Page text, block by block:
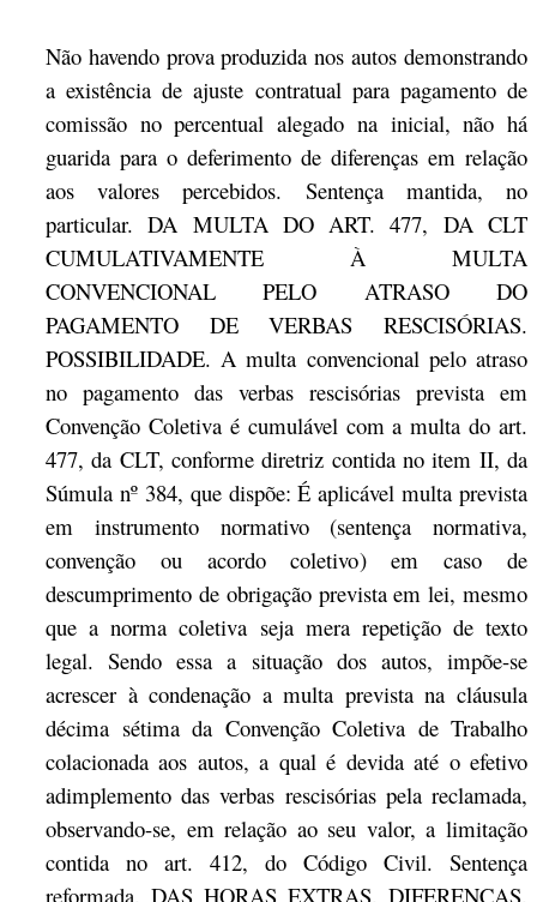
Não havendo prova produzida nos autos demonstrando
a existência de ajuste contratual para pagamento de
comissão no percentual alegado na inicial, não há
guarida para o deferimento de diferenças em relação
aos valores percebidos. Sentença mantida, no
particular. DA MULTA DO ART. 477, DA CLT
CUMULATIVAMENTE À MULTA
CONVENCIONAL PELO ATRASO DO
PAGAMENTO DE VERBAS RESCISÓRIAS.
POSSIBILIDADE. A multa convencional pelo atraso
no pagamento das verbas rescisórias prevista em
Convenção Coletiva é cumulável com a multa do art.
477, da CLT, conforme diretriz contida no item II, da
Súmula nº 384, que dispõe: É aplicável multa prevista
em instrumento normativo (sentença normativa,
convenção ou acordo coletivo) em caso de
descumprimento de obrigação prevista em lei, mesmo
que a norma coletiva seja mera repetição de texto
legal. Sendo essa a situação dos autos, impõe-se
acrescer à condenação a multa prevista na cláusula
décima sétima da Convenção Coletiva de Trabalho
colacionada aos autos, a qual é devida até o efetivo
adimplemento das verbas rescisórias pela reclamada,
observando-se, em relação ao seu valor, a limitação
contida no art. 412, do Código Civil. Sentença
reformada. DAS HORAS EXTRAS. DIFERENÇAS.